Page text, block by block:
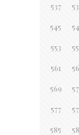
537
545
553
561
569
577
585